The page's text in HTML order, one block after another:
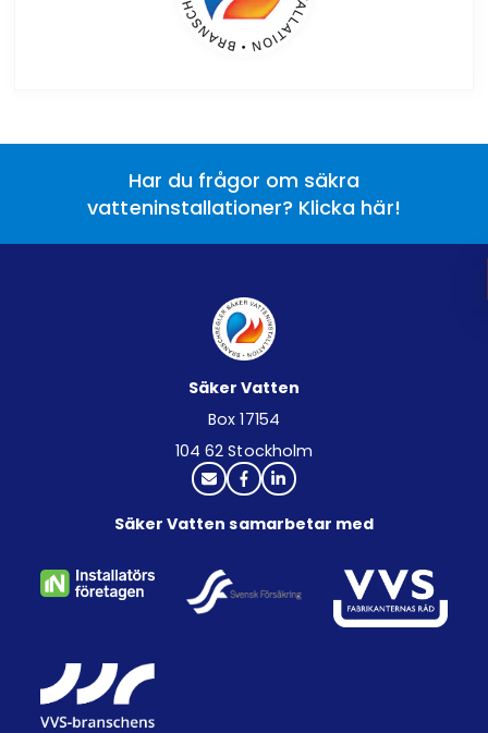
Har du frågor om säkra
vatteninstallationer? Klicka här!
Säker Vatten
Box 17154
104 62 Stockholm
Säker Vatten samarbetar med